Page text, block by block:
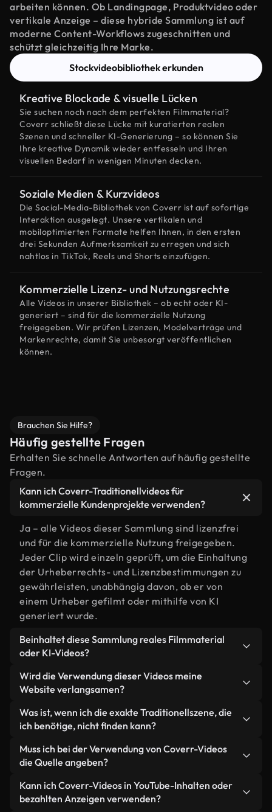
arbeiten können. Ob Landingpage, Produktvideo oder
vertikale Anzeige – diese hybride Sammlung ist auf
moderne Content-Workflows zugeschnitten und
schützt gleichzeitig Ihre Marke.
Stockvideobibliothek erkunden
Kreative Blockade & visuelle Lücken
Sie suchen noch nach dem perfekten Filmmaterial?
Coverr schließt diese Lücke mit kuratierten realen
Szenen und schneller KI-Generierung – so können Sie
Ihre kreative Dynamik wieder entfesseln und Ihren
visuellen Bedarf in wenigen Minuten decken.
Soziale Medien & Kurzvideos
Die Social-Media-Bibliothek von Coverr ist auf sofortige
Interaktion ausgelegt. Unsere vertikalen und
mobiloptimierten Formate helfen Ihnen, in den ersten
drei Sekunden Aufmerksamkeit zu erregen und sich
nahtlos in TikTok, Reels und Shorts einzufügen.
Kommerzielle Lizenz- und Nutzungsrechte
Alle Videos in unserer Bibliothek – ob echt oder KI-
generiert – sind für die kommerzielle Nutzung
freigegeben. Wir prüfen Lizenzen, Modelverträge und
Markenrechte, damit Sie unbesorgt veröffentlichen
können.
Brauchen Sie Hilfe?
Häufig gestellte Fragen
Erhalten Sie schnelle Antworten auf häufig gestellte
Fragen.
Kann ich Coverr-Traditionellvideos für
kommerzielle Kundenprojekte verwenden?
Ja – alle Videos dieser Sammlung sind lizenzfrei
und für die kommerzielle Nutzung freigegeben.
Jeder Clip wird einzeln geprüft, um die Einhaltung
der Urheberrechts- und Lizenzbestimmungen zu
gewährleisten, unabhängig davon, ob er von
einem Urheber gefilmt oder mithilfe von KI
generiert wurde.
Beinhaltet diese Sammlung reales Filmmaterial
oder KI-Videos?
Beides. Es handelt sich um eine Hybridbibliothek
aus realen, von Menschen aufgenommenen
generierten Videos. Jedes Video ist eindeutig
beschriftet, sodass Sie immer wissen, was Sie
verwenden.
Wird die Verwendung dieser Videos meine
Website verlangsamen?
Nicht, wenn Sie unsere optimierten Versionen
wählen. Wir bieten schlanke, webfähige Formate,
wurden – so bleibt die Qualität hoch, während
gleichzeitig die Ladezeiten minimiert und
Kennzahlen wie LCP verbessert werden.
Was ist, wenn ich die exakte Traditionellszene, die
ich benötige, nicht finden kann?
Mit Coverr AI Studio erstellen Sie im
Handumdrehen ein solches Video. Beschreiben Sie
Sonnenuntergang" – und das Studio generiert
innerhalb von Sekunden ein individuelles Video für
Muss ich bei der Verwendung von Coverr-Videos
die Quelle angeben?
Eine Namensnennung ist nicht erforderlich. Alle
Videos in unserer Stockbibliothek sind lizenzfrei
Kann ich Coverr-Videos in YouTube-Inhalten oder
bezahlten Anzeigen verwenden?